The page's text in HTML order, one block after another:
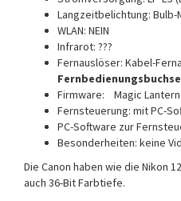
Langzeitbelichtung: Bulb-
WLAN: NEIN
Infrarot: ???
Fernauslöser: Kabel-
Fernbedienungsbuchse
Firmware: Magic Lantern
Fernsteuerung: mit PC-
PC-Software zur
Besonderheiten: keine
Die Canon haben wie die Nikon
auch 36-Bit Farbtiefe.